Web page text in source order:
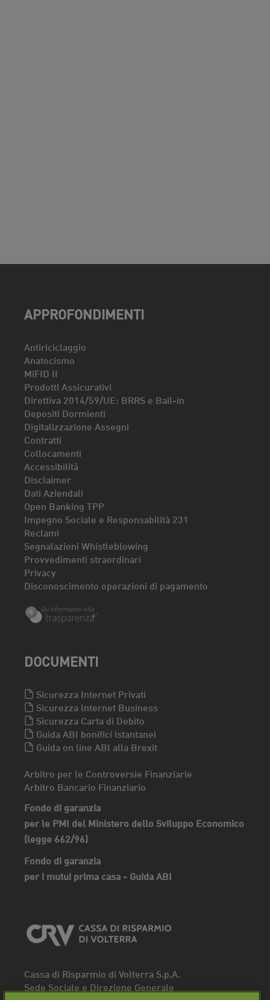
APPROFONDIMENTI
Antiriciclaggio
Anatocismo
MiFID II
Prodotti Assicurativi
Direttiva 2014/59/UE: BRRS e Bail-in
Depositi Dormienti
Digitalizzazione Assegni
Contratti
Collocamenti
Accessibilità
Disclaimer
Dati Aziendali
Open Banking TPP
Impegno Sociale e Responsabilità 231
Reclami
Segnalazioni Whistleblowing
Provvedimenti straordinari
Privacy
Disconoscimento operazioni di pagamento
DOCUMENTI
Sicurezza Internet Privati
Sicurezza Internet Business
Sicurezza Carta di Debito
Guida ABI bonifici istantanei
Guida on line ABI alla Brexit
Arbitro per le Controversie Finanziarie
Arbitro Bancario Finanziario
Fondo di garanzia
per le PMI del Ministero dello Sviluppo Economico
(legge 662/96)
Fondo di garanzia
per i mutui prima casa - Guida ABI
Cassa di Risparmio di Volterra S.p.A.
Sede Sociale e Direzione Generale